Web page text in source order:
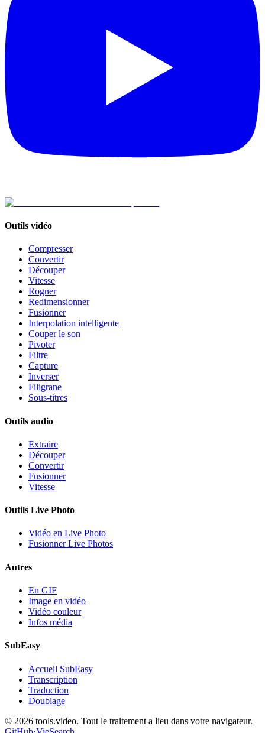
Outils vidéo
Compresser
Convertir
Découper
Vitesse
Rogner
Redimensionner
Fusionner
Interpolation intelligente
Couper le son
Pivoter
Filtre
Capture
Inverser
Filigrane
Sous-titres
Outils audio
Extraire
Découper
Convertir
Fusionner
Vitesse
Outils Live Photo
Vidéo en Live Photo
Fusionner Live Photos
Autres
En GIF
Image en vidéo
Vidéo couleur
Infos média
SubEasy
Accueil SubEasy
Transcription
Traduction
Doublage
© 2026 tools.video. Tout le traitement a lieu dans votre navigateur.